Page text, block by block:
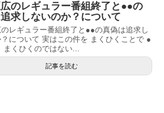
のレギュラー番組終了と●●の
求しないのか？について
レギュラー番組終了と●●の真偽は追求し
について 実はこの件を まくひくことで ●
まくひくのではない...
記事を読む